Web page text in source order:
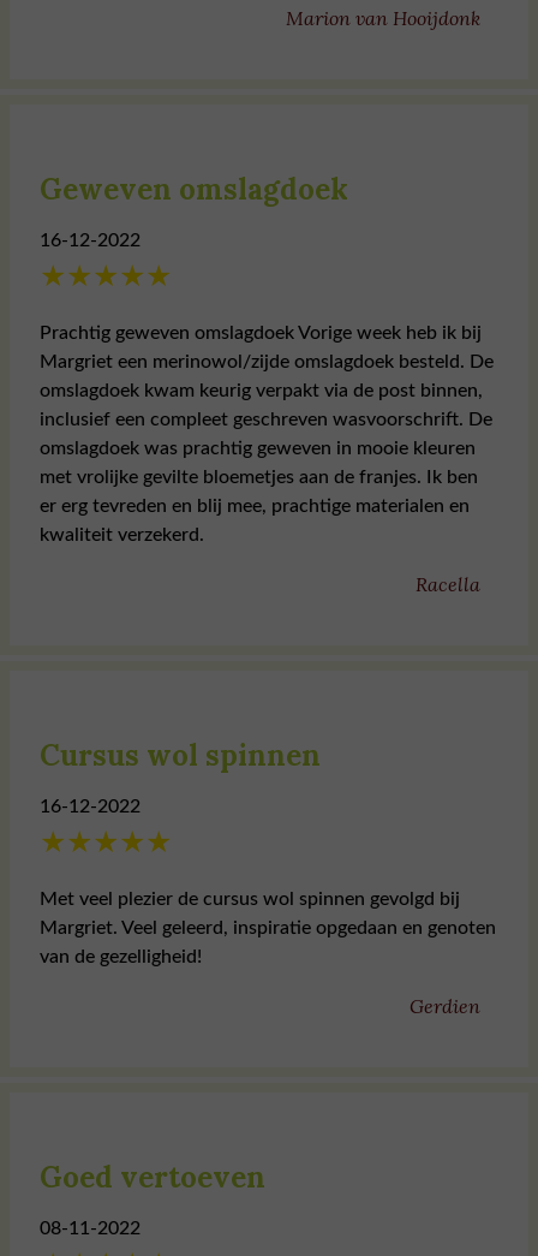
Marion van Hooijdonk
Geweven omslagdoek
16-12-2022
★★★★★
Prachtig geweven omslagdoek Vorige week heb ik bij
Margriet een merinowol/zijde omslagdoek besteld. De
omslagdoek kwam keurig verpakt via de post binnen,
inclusief een compleet geschreven wasvoorschrift. De
omslagdoek was prachtig geweven in mooie kleuren
met vrolijke gevilte bloemetjes aan de franjes. Ik ben
er erg tevreden en blij mee, prachtige materialen en
kwaliteit verzekerd.
Racella
Cursus wol spinnen
16-12-2022
★★★★★
Met veel plezier de cursus wol spinnen gevolgd bij
Margriet. Veel geleerd, inspiratie opgedaan en genoten
van de gezelligheid!
Gerdien
Goed vertoeven
08-11-2022